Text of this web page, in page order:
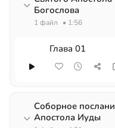
Богослова
1 файл • 1:56
Глава 01
Соборное
Апостола Иуды